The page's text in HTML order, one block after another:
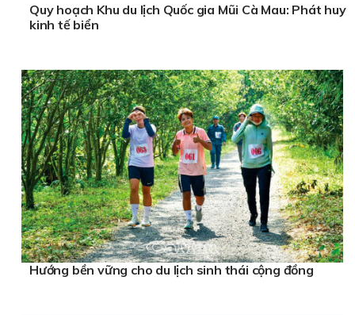
Quy hoạch Khu du lịch Quốc gia Mũi Cà Mau: Phát huy
kinh tế biển
Hướng bền vững cho du lịch sinh thái cộng đồng